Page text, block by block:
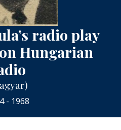
radio play
Hungarian
- 1968